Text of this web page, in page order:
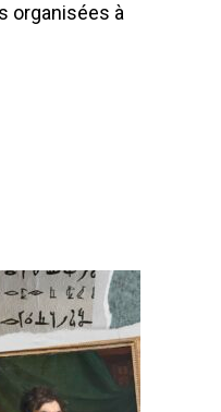
organisées à